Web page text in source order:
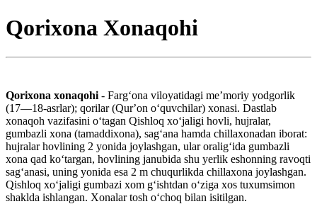
Qorixona Xonaqohi
Qorixona xonaqohi - Fargʻona viloyatidagi meʼmoriy yodgorlik
(17—18-asrlar); qorilar (Qurʼon oʻquvchilar) xonasi. Dastlab
xonaqoh vazifasini oʻtagan Qishloq xoʻjaligi hovli, hujralar,
gumbazli xona (tamaddixona), sagʻana hamda chillaxonadan iborat:
hujralar hovlining 2 yonida joylashgan, ular oraligʻida gumbazli
xona qad koʻtargan, hovlining janubida shu yerlik eshonning ravoqti
sagʻanasi, uning yonida esa 2 m chuqurlikda chillaxona joylashgan.
Qishloq xoʻjaligi gumbazi xom gʻishtdan oʻziga xos tuxumsimon
shaklda ishlangan. Xonalar tosh oʻchoq bilan isitilgan.